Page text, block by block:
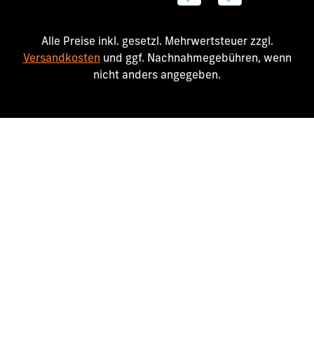
Alle Preise inkl. gesetzl. Mehrwertsteuer zzgl.
Versandkosten und ggf. Nachnahmegebühren, wenn
nicht anders angegeben.